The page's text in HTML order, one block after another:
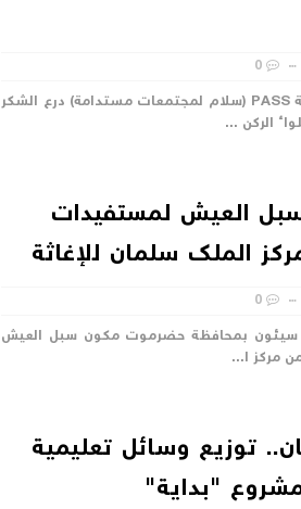
0
عدن / مؤسسة pass: تسلّمت مؤسسة PASS (سلام لمجتمعات مستدامة) درع الشكر
الركن ...
العيش لمستفيدات
الملك سلمان للإغاثة
0
بمحافظة حضرموت مكون سبل العيش
مركز ا...
توزيع وسائل تعليمية
"بداية"